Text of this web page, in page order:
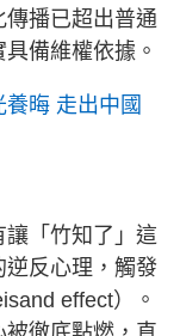
播已超出普通
備維權依據。
晦 走出中國
「竹知了」這
反心理，觸發
effect）。